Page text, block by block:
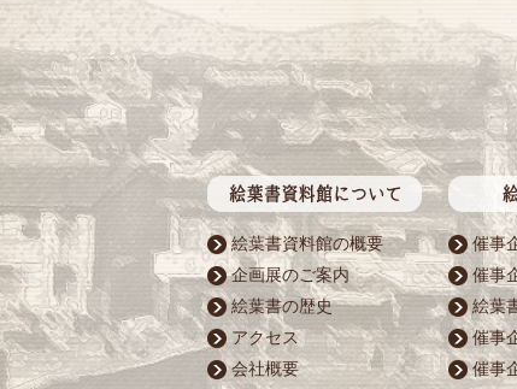
絵葉書資料館の概要
企画展のご案内
絵葉書の歴史
アクセス
会社概要
催事
催事
絵葉
催事
催事